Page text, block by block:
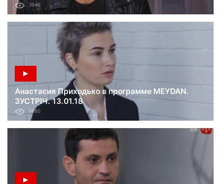
3646
Анастасия Приходько в программе MEYDAN.
ЗУСТРІЧ. 13.01.18
3680